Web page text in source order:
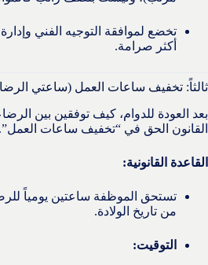
تخضع لموافقة التوجيه الفني
أكثر صرامة.
ثالثاً: تخفيف ساعات العمل (ساعتي
بعد العودة للدوام، كيف توفقين بين
القانون الحق في “تخفيف ساعات العمل”.
القاعدة القانونية:
تستحق الموظفة ساعتين يومياً
من تاريخ الولادة.
التوقيت: